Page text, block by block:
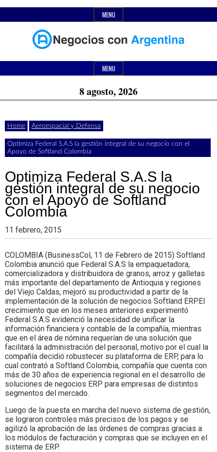
to
MENU
Negocios
con
Argentina
Últimas
noticias,
comunicados
actualidad
de
negocios
con
Argentina.
Header
MENU
8 agosto, 2026
Home Aeroespacial y Defensa
Optimiza Federal S.A.S la gestión integral de su negocio con el
Apoyo de Softland Colombia
Optimiza Federal S.A.S la
gestión integral de su negocio
con el Apoyo de Softland
Colombia
11 febrero, 2015
COLOMBIA (BusinessCol, 11 de Febrero de 2015) Softland
Colombia anunció que Federal S.A.S la empaquetadora,
comercializadora y distribuidora de granos, arroz y galletas
más importante del departamento de Antioquia y regiones
del Viejo Caldas, mejoró su productividad a partir de la
implementación de la solución de negocios Softland ERP.El
crecimiento que en los meses anteriores experimentó
Federal S.A.S evidenció la necesidad de unificar la
información financiera y contable de la compañía, mientras
que en el área de nómina requerían de una solución que
facilitará la administración del personal, motivo por el cual la
compañía decidió robustecer su plataforma de ERP, para lo
cual contrató a Softland Colombia, compañía que cuenta con
más de 30 años de experiencia regional en el desarrollo de
soluciones de negocios ERP para empresas de distintos
segmentos del mercado.
Luego de la puesta en marcha del nuevo sistema de gestión,
se lograron controles más precisos de los pagos y se
agilizó la aprobación de las órdenes de compras gracias a
los módulos de facturación y compras que se incluyen en el
sistema de ERP.